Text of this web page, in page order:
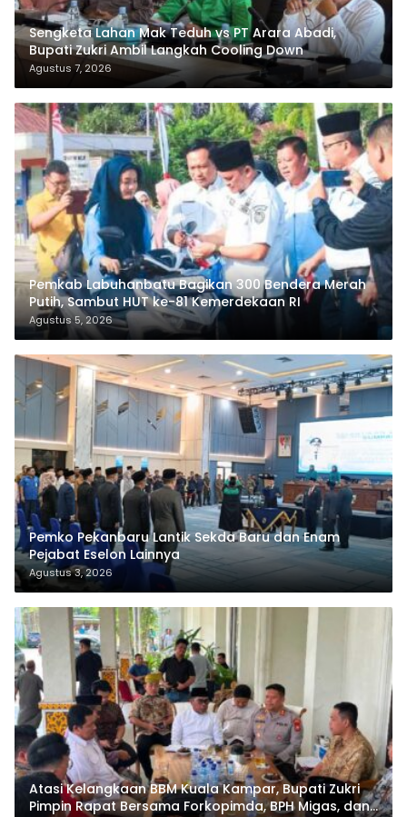
Sengketa Lahan Mak Teduh vs PT Arara Abadi,
Bupati Zukri Ambil Langkah Cooling Down
Agustus 7, 2026
Pemkab Labuhanbatu Bagikan 300 Bendera Merah
Putih, Sambut HUT ke-81 Kemerdekaan RI
Agustus 5, 2026
Pemko Pekanbaru Lantik Sekda Baru dan Enam
Pejabat Eselon Lainnya
Agustus 3, 2026
Atasi Kelangkaan BBM Kuala Kampar, Bupati Zukri
Pimpin Rapat Bersama Forkopimda, BPH Migas, dan